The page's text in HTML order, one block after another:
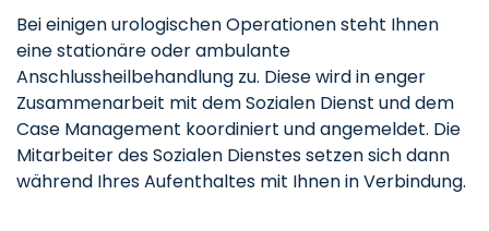
Bei einigen urologischen Operationen steht Ihnen
eine stationäre oder ambulante
Anschlussheilbehandlung zu. Diese wird in enger
Zusammenarbeit mit dem Sozialen Dienst und dem
Case Management koordiniert und angemeldet. Die
Mitarbeiter des Sozialen Dienstes setzen sich dann
während Ihres Aufenthaltes mit Ihnen in Verbindung.